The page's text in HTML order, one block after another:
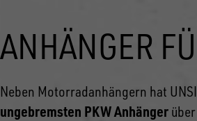
ANHÄNGER
Neben Motorradanhängern hat
ungebremsten PKW Anhänger